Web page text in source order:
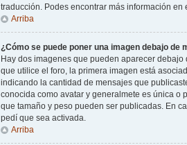
traducción. Podes encontrar más información
Arriba
¿Cómo se puede poner una imagen debajo de
Hay dos imagenes que pueden aparecer
que utilice el foro, la primera imagen está
indicando la cantidad de mensajes que
conocida como avatar y generalmete es única o
que tamaño y peso pueden ser publicadas. En
pedí que sea activada.
Arriba